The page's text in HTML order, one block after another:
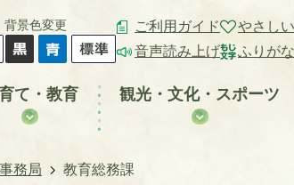
背景色変更
ご利用ガイド
音声読み上げ
やさし
ふりがな
て・教育 観光・文化・スポーツ
務局 教育総務課